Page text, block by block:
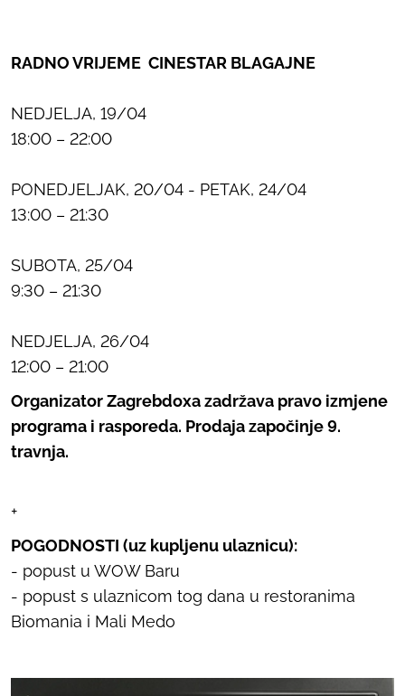
RADNO VRIJEME CINESTAR BLAGAJNE
NEDJELJA, 19/04
18:00 – 22:00
PONEDJELJAK, 20/04 - PETAK, 24/04
13:00 – 21:30
SUBOTA, 25/04
9:30 – 21:30
NEDJELJA, 26/04
12:00 – 21:00
Organizator Zagrebdoxa zadržava pravo izmjene
programa i rasporeda. Prodaja započinje 9.
travnja.
+
POGODNOSTI (uz kupljenu ulaznicu):
- popust u WOW Baru
- popust s ulaznicom tog dana u restoranima
Biomania i Mali Medo